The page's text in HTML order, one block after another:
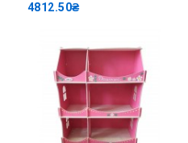
4812.50₴